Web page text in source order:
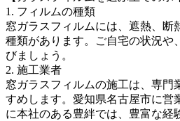
1. フィルムの種類
窓ガラスフィルムには、遮熱、断
種類があります。ご自宅の状況や
びましょう。
2. 施工業者
窓ガラスフィルムの施工は、専門
すめします。愛知県名古屋市に営
に本社のある豊絆では、豊富な経